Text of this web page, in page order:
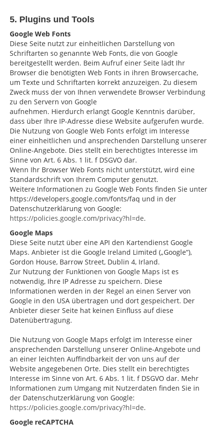
5. Plugins und Tools
Google Web Fonts
Diese Seite nutzt zur einheitlichen Darstellung von
Schriftarten so genannte Web Fonts, die von Google
bereitgestellt werden. Beim Aufruf einer Seite lädt Ihr
Browser die benötigten Web Fonts in ihren Browsercache,
um Texte und Schriftarten korrekt anzuzeigen. Zu diesem
Zweck muss der von Ihnen verwendete Browser Verbindung
zu den Servern von Google
aufnehmen. Hierdurch erlangt Google Kenntnis darüber,
dass über Ihre IP-Adresse diese Website aufgerufen wurde.
Die Nutzung von Google Web Fonts erfolgt im Interesse
einer einheitlichen und ansprechenden Darstellung unserer
Online-Angebote. Dies stellt ein berechtigtes Interesse im
Sinne von Art. 6 Abs. 1 lit. f DSGVO dar.
Wenn Ihr Browser Web Fonts nicht unterstützt, wird eine
Standardschrift von Ihrem Computer genutzt.
Weitere Informationen zu Google Web Fonts finden Sie unter
https://developers.google.com/fonts/faq und in der
Datenschutzerklärung von Google:
https://policies.google.com/privacy?hl=de.
Google Maps
Diese Seite nutzt über eine API den Kartendienst Google
Maps. Anbieter ist die Google Ireland Limited („Google“),
Gordon House, Barrow Street, Dublin 4, Irland.
Zur Nutzung der Funktionen von Google Maps ist es
notwendig, Ihre IP Adresse zu speichern. Diese
Informationen werden in der Regel an einen Server von
Google in den USA übertragen und dort gespeichert. Der
Anbieter dieser Seite hat keinen Einfluss auf diese
Datenübertragung.
Die Nutzung von Google Maps erfolgt im Interesse einer
ansprechenden Darstellung unserer Online-Angebote und
an einer leichten Auffindbarkeit der von uns auf der
Website angegebenen Orte. Dies stellt ein berechtigtes
Interesse im Sinne von Art. 6 Abs. 1 lit. f DSGVO dar. Mehr
Informationen zum Umgang mit Nutzerdaten finden Sie in
der Datenschutzerklärung von Google:
https://policies.google.com/privacy?hl=de.
Google reCAPTCHA